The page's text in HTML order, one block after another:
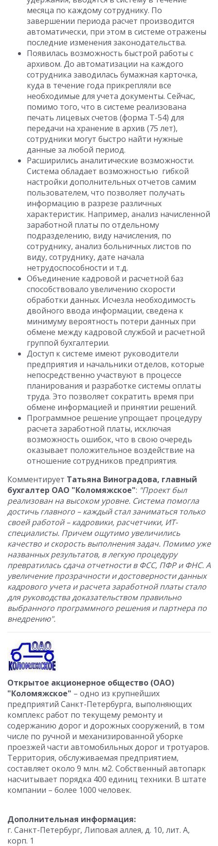
месяца по каждому сотруднику. По
завершении периода расчет производится
автоматически, при этом в системе отражены
последние изменения законодательства.
Появилась возможность быстрой работы с
архивом. До автоматизации на каждого
сотрудника заводилась бумажная карточка,
куда в течение года прикрепляли все
необходимые для учета документы. Сейчас,
помимо того, что в системе реализована
печать лицевых счетов (форма Т-54) для
передачи на хранение в архив (75 лет),
сотрудники могут быстро найти нужные
данные за любой период.
Расширились аналитические возможности.
Система обладает возможностью гибкой
настройки дополнительных отчетов самим
пользователем, что позволяет получать
информацию в разрезе различных
характеристик. Например, анализ начисленной
заработной платы по отдельному
подразделению, виду начисления, по
сотруднику, анализ больничных листов по
виду, сотруднику, дате начала
нетрудоспособности и т.д.
Объединение кадровой и расчетной баз
способствовало увеличению скорости
обработки данных. Исчезла необходимость
двойного ввода информации, сведена к
минимуму вероятность потери данных при
обмене между кадровой службой и расчетной
группой бухгалтерии.
Доступ к системе имеют руководители
предприятия и начальники отделов, которые
непосредственно участвуют в процессе
планирования и разработке системы оплаты
труда. Это позволяет сократить время при
обмене информацией и принятии решений.
Программное решение упрощает процедуру
расчета заработной платы, исключая
возможность ошибок, что в свою очередь
оказывает положительное воздействие на
отношение сотрудников предприятия.
Комментирует Татьяна Виноградова, главный
бухгалтер ОАО "Коломяжское": "Проект был
реализован на высоком уровне. Система помогла
достичь главного – каждый стал заниматься только
своей работой – кадровики, расчетчики, ИТ-
специалисты. Причем ощутимо увеличились
качество и скорость выполнения задач. Помимо уже
названных результатов, в легкую процедуру
превратилась сдача отчетности в ФСС, ПФР и ФНС. А
увеличение прозрачности и достоверности данных
кадрового учета и расчета заработной платы стало
для руководства доказательством правильно
выбранного программного решения и партнера по
внедрению".
Открытое акционерное общество (ОАО)
"Коломяжское" – одно из крупнейших
предприятий Санкт-Петербурга, выполняющих
комплекс работ по текущему ремонту и
содержанию дорог и дорожных сооружений, в том
числе по ручной и механизированной уборке
проезжей части автомобильных дорог и тротуаров.
Территория, обслуживаемая предприятием,
составляет около 9 млн. м2. Собственный автопарк
насчитывает порядка 400 единиц техники. В штате
компании – более 1000 человек.
Дополнительная информация:
г. Санкт-Петербург, Липовая аллея, д. 10, лит. А,
корп. 1